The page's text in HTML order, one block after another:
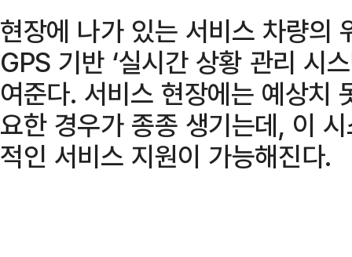
현장에 나가 있는 서비스 차량의
GPS 기반 ‘실시간 상황 관리 시
여준다. 서비스 현장에는 예상치
요한 경우가 종종 생기는데, 이
적인 서비스 지원이 가능해진다.